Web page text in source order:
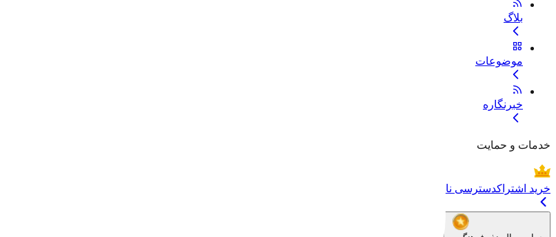
بلاگ
موضوعات
خبرنگاره
خدمات و حمایت
خرید اشتراکدسترسی نامحدود به تمام فایل‌ها